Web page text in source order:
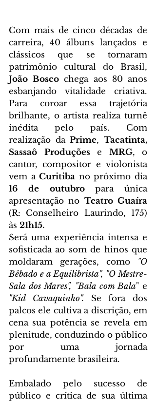
Com mais de cinco décadas de
carreira, 40 álbuns lançados e
clássicos que se tornaram
João Bosco chega aos 80 anos
esbanjando vitalidade criativa.
Para coroar essa trajetória
brilhante, o artista realiza turnê
inédita pelo país. Com
realização da Prime, Tacatinta,
Sassaô Produções e MRG, o
cantor, compositor e violonista
vem a Curitiba
no próximo dia
16 de outubro para única
apresentação no Teatro Guaíra
(R: Conselheiro Laurindo, 175)
às 21h15.
Será uma experiência intensa e
sofisticada ao som de hinos que
moldaram gerações, como "O
Bêbado e a Equilibrista", "O Mestre-
Sala dos Mares", "Bala com Bala
"Kid Cavaquinho". Se fora dos
palcos ele cultiva a discrição, em
cena sua potência se revela em
plenitude, conduzindo o público
por uma jornada
profundamente brasileira.
Embalado pelo sucesso de
público e crítica de sua última